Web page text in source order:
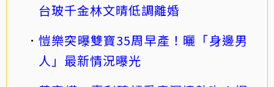
台玻千金林文晴低調離婚
愷樂突曝雙寶35周早產！曬「身邊男
人」最新情況曝光